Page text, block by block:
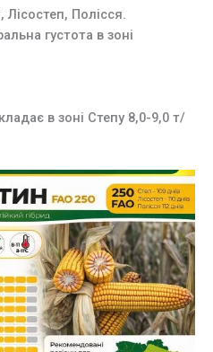
Полісся.
густота в зоні
в зоні Степу 8,0-9,0 т/